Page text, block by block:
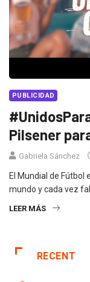
PUBLICIDAD
Pilsener
Gabriela Sánchez
El Mundial de Fútbol
mundo y cada vez
LEER MÁS
RECENT